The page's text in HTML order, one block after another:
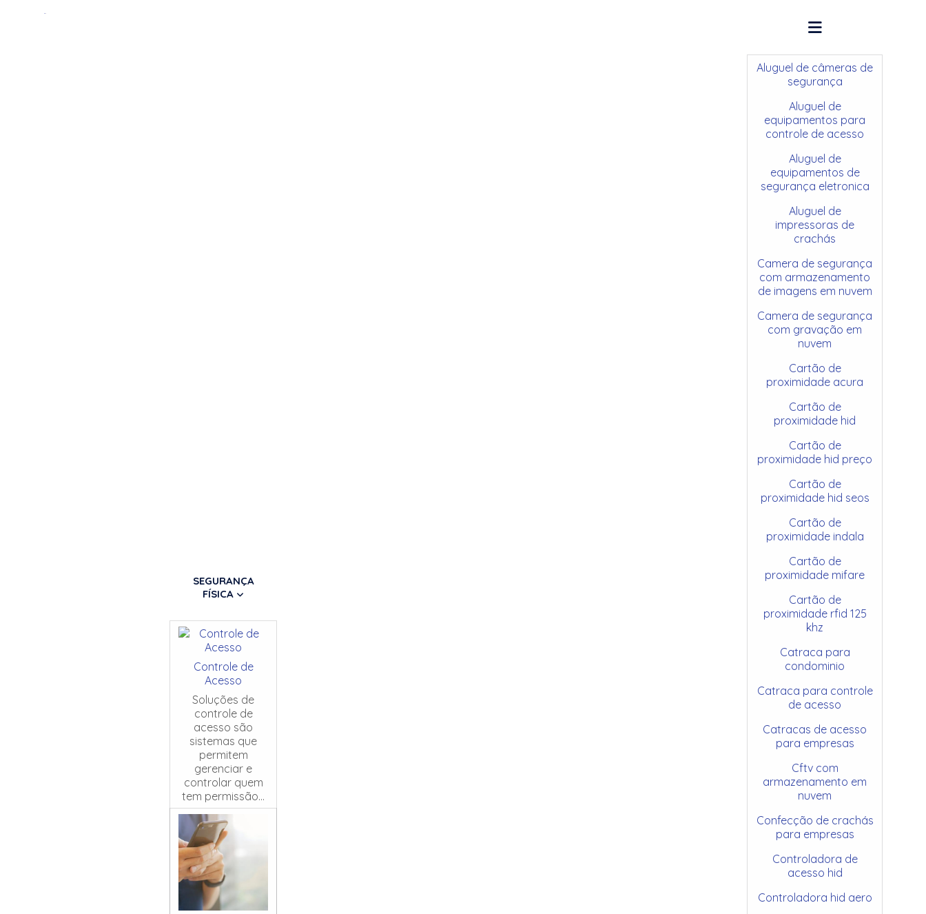
SEGURANÇA
FÍSICA
Controle de
Acesso
Soluções de
controle de
acesso são
sistemas que
permitem
gerenciar e
controlar quem
tem permissão...
Aluguel de câmeras de
segurança
Aluguel de
equipamentos para
controle de acesso
Aluguel de
equipamentos de
segurança eletronica
Aluguel de
impressoras de
crachás
Camera de segurança
com armazenamento
de imagens em nuvem
Camera de segurança
com gravação em
nuvem
Cartão de
proximidade acura
Cartão de
proximidade hid
Cartão de
proximidade hid preço
Cartão de
proximidade hid seos
Cartão de
proximidade indala
Cartão de
proximidade mifare
Cartão de
proximidade rfid 125
khz
Catraca para
condominio
Catraca para controle
de acesso
Catracas de acesso
para empresas
Cftv com
armazenamento em
nuvem
Confecção de crachás
para empresas
Controladora de
acesso hid
Controladora hid aero